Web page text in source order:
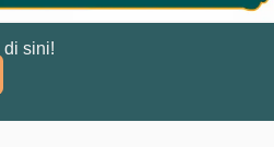
di sini!